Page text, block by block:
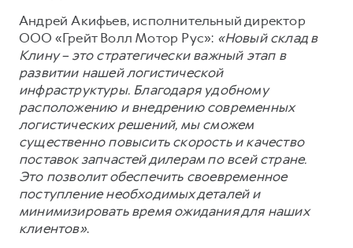
Коллекция Базовая
Коллекция Детская
Андрей Акифьев, исполнительный директор
ООО «Грейт Волл Мотор Рус»: «Новый склад в
Клину – это стратегически важный этап в
развитии нашей логистической
инфраструктуры. Благодаря удобному
расположению и внедрению современных
логистических решений, мы сможем
существенно повысить скорость и качество
поставок запчастей дилерам по всей стране.
Это позволит обеспечить своевременное
поступление необходимых деталей и
минимизировать время ожидания для наших
клиентов».